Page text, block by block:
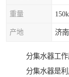
重量
产地 济南
分集水器工作
分集水器是